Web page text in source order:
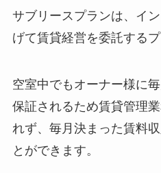
サブリースプランは、イ
げて賃貸経営を委託するプ
空室中でもオーナー様に
保証されるため賃貸管理
れず、毎月決まった賃料
とができます。